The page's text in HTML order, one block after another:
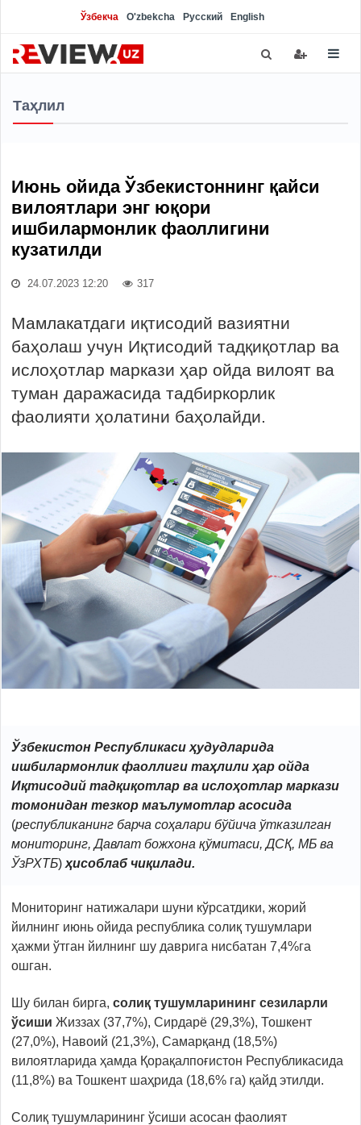
Ўзбекча O'zbekcha Русский English
Таҳлил
Июнь ойида Ўзбекистоннинг қайси
вилоятлари энг юқори
ишбилармонлик фаоллигини
кузатилди
24.07.2023 12:20 317
Мамлакатдаги иқтисодий вазиятни
баҳолаш учун Иқтисодий тадқиқотлар ва
ислоҳотлар маркази ҳар ойда вилоят ва
туман даражасида тадбиркорлик
фаолияти ҳолатини баҳолайди.
Ўзбекистон Республикаси ҳудудларида
ишбилармонлик фаоллиги таҳлили ҳар ойда
Иқтисодий тадқиқотлар ва ислоҳотлар маркази
томонидан тезкор маълумотлар асосида
(республиканинг барча соҳалари бўйича ўтказилган
мониторинг, Давлат божхона қўмитаси, ДСҚ, МБ ва
ЎзРХТБ) ҳисоблаб чиқилади.
Мониторинг натижалари шуни кўрсатдики, жорий
йилнинг июнь ойида республика солиқ тушумлари
ҳажми ўтган йилнинг шу даврига нисбатан 7,4%га
ошган.
Шу билан бирга, солиқ тушумларининг сезиларли
ўсиши Жиззах (37,7%), Сирдарё (29,3%), Тошкент
(27,0%), Навоий (21,3%), Самарқанд (18,5%)
вилоятларида ҳамда Қорақалпоғистон Республикасида
(11,8%) ва Тошкент шаҳрида (18,6% га) қайд этилди.
Солиқ тушумларининг ўсиши асосан фаолият